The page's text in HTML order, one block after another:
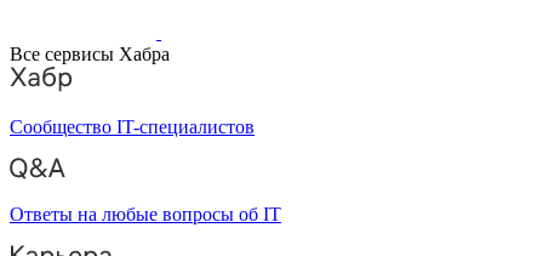
Все сервисы Хабра
Сообщество IT-специалистов
Ответы на любые вопросы об IT